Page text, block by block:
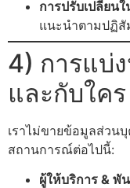
การปรับเปลี่ยน
แนะนำตามปฏิ
4) การแบ่
และกับใคร
เราไม่ขายข้อมูลส่วน
สถานการณ์ต่อไปนี้:
ผู้ให้บริการ & พั